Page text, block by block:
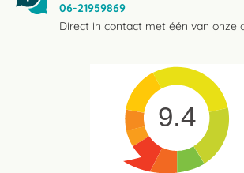
06-21959869
Direct in contact met één van onze
9.4